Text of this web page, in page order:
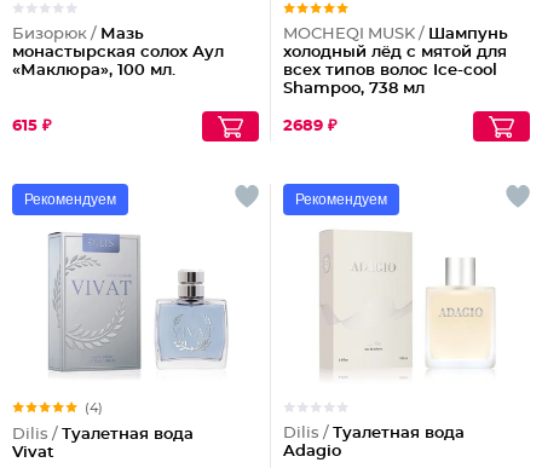
Бизорюк / Мазь
монастырская солох Аул
«Маклюра», 100 мл.
615 ₽
MOCHEQI MUSK / Шампунь
холодный лёд с мятой для
всех типов волос Ice-cool
Shampoo, 738 мл
2689 ₽
Рекомендуем
(4)
Dilis / Туалетная вода
Vivat
Рекомендуем
Dilis / Туалетная вода
Adagio